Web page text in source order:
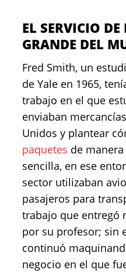
EL SERVICIO
GRANDE DEL
Fred Smith, un
de Yale en 1965,
trabajo en el que
enviaban
Unidos y plantear
paquetes de
sencilla, en ese
sector utilizaban
pasajeros para
trabajo que entregó
por su profesor; sin
continuó
negocio en el que